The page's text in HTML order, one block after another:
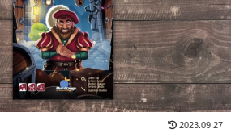
2023.09.27